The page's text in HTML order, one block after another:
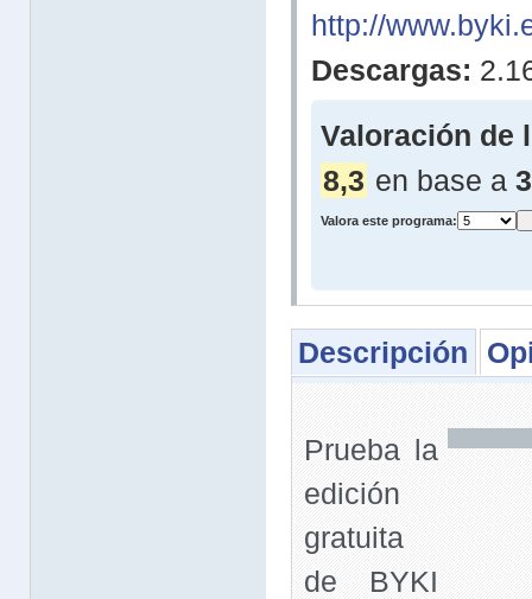
http://
Descargas:
Valoración de
8,3 en base a
Valora este programa:
Descripción
Prueba la
edición
gratuita
de BYKI